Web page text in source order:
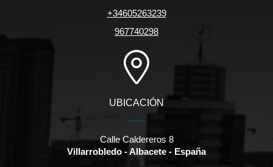
+34605263239
967740298
UBICACIÓN
Calle Caldereros 8
Villarrobledo - Albacete - España